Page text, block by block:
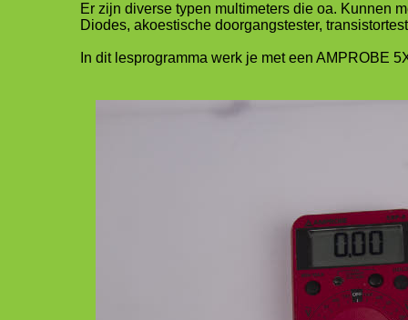
Er zijn diverse typen multimeters die oa. Kunnen
Diodes, akoestische doorgangstester,
In dit lesprogramma werk je met een AMPROBE